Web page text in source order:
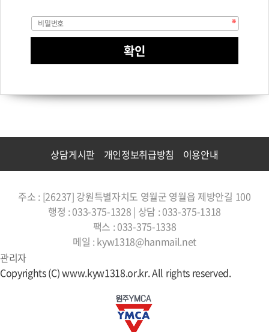
상담게시판 개인정보취급방침 이용안내
주소 : [26237] 강원특별자치도 영월군 영월읍 제방안길 100
행정 : 033-375-1328 | 상담 : 033-375-1318
팩스 : 033-375-1338
메일 : kyw1318@hanmail.net
관리자
Copyrights (C) www.kyw1318.or.kr. All rights reserved.